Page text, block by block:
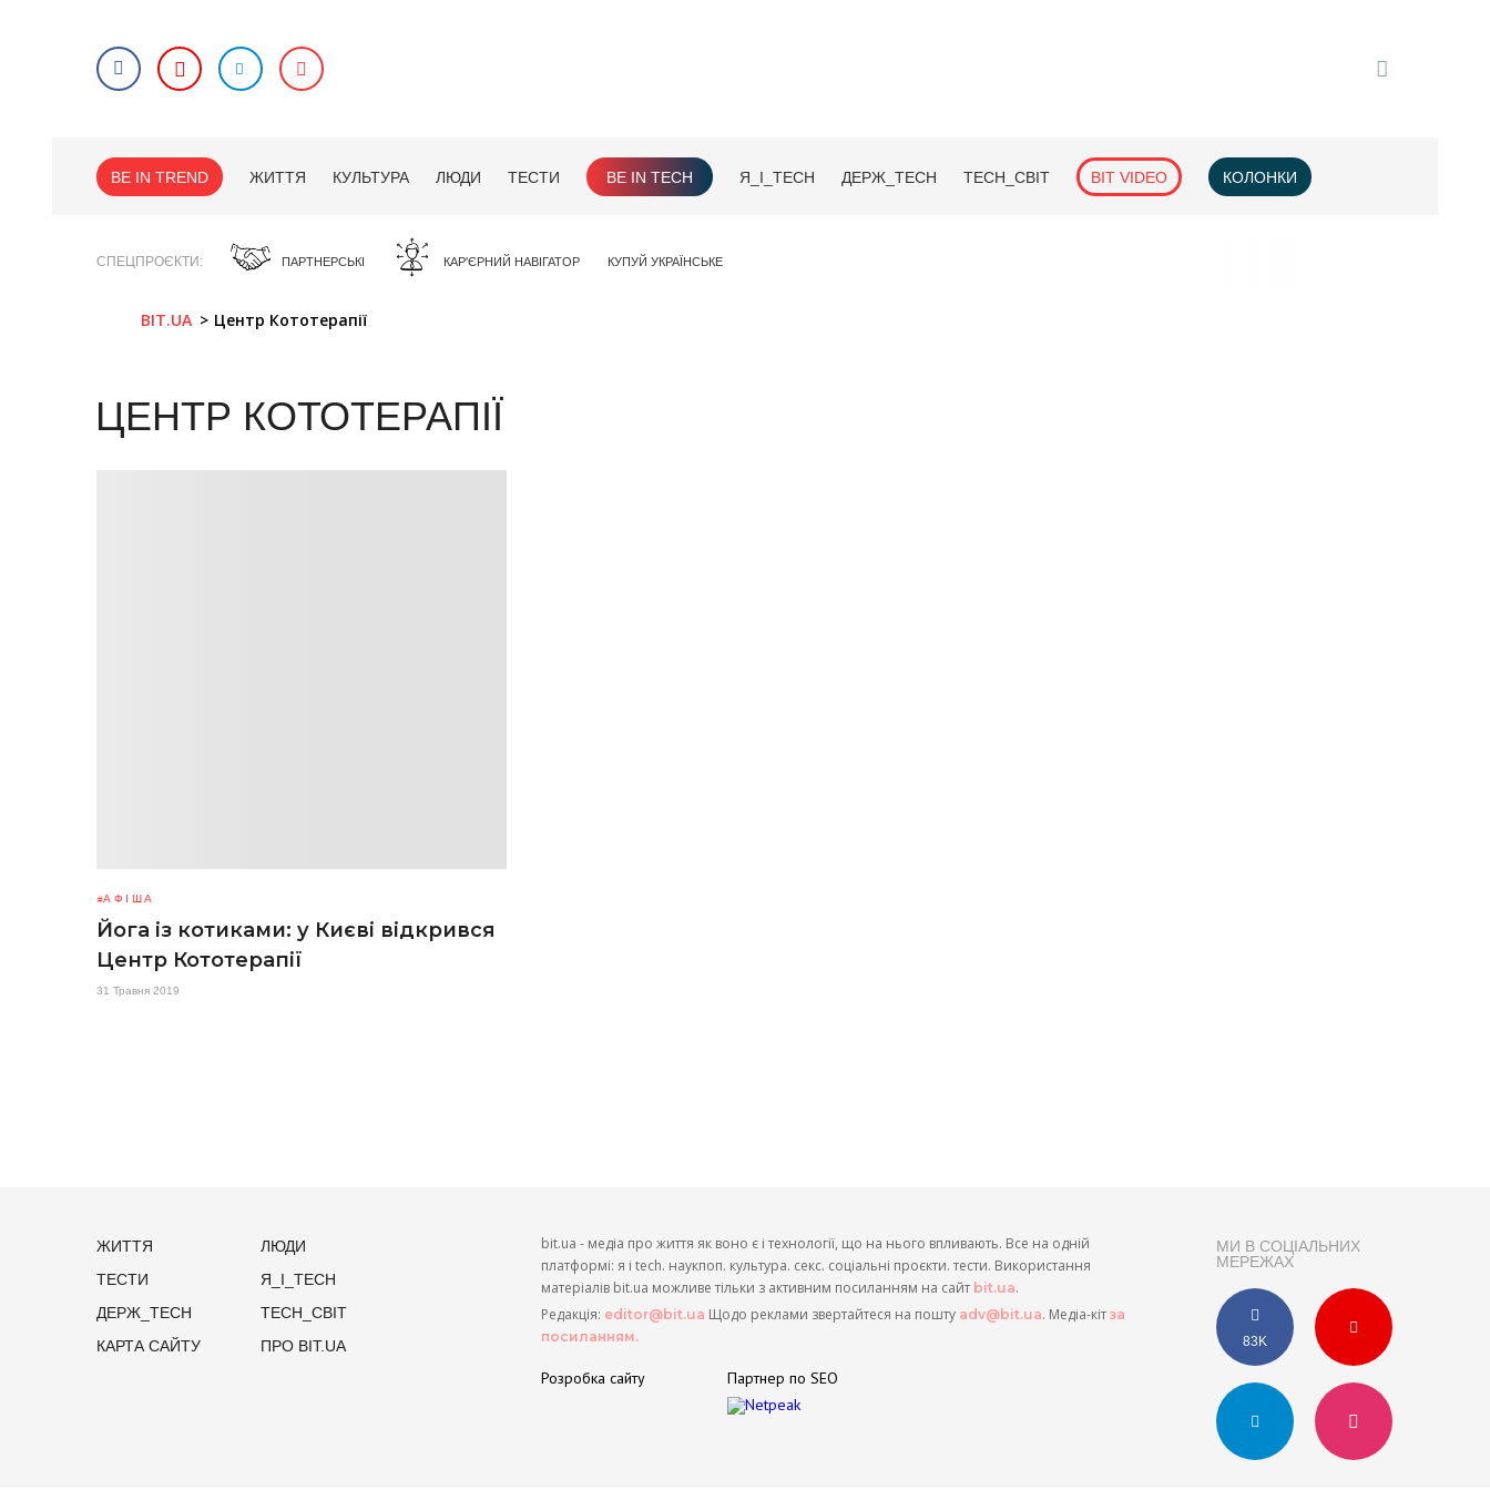
BE IN TREND ЖИТТЯ КУЛЬТУРА ЛЮДИ ТЕСТИ BE IN TECH Я_І_TECH ДЕРЖ_TECH TECH_СВІТ BIT VIDEO КОЛОНКИ
СПЕЦПРОЄКТИ ПАРТНЕРСЬКІ КАР'ЄРНИЙ НАВІГАТОР КУПУЙ УКРАЇНСЬКЕ
BIT.UA Центр Кототерапії
ЦЕНТР КОТОТЕРАПІЇ
АФІША
Йога із котиками: у Києві відкрився
Центр Кототерапії
31 Травня 2019
ЖИТТЯ
ЛЮДИ
ТЕСТИ
Я_І_TECH
ДЕРЖ_TECH
TECH_СВІТ
КАРТА САЙТУ
ПРО BIT.UA
МИ В СОЦІАЛЬНИХ
МЕРЕЖАХ
83K
bit.ua - медіа про життя як воно є і технології, що на нього впливають. Все на одній
платформі: я і tech. наукпоп. культура. секс. соціальні проєкти. тести. Використання
матеріалів bit.ua можливе тільки з активним посиланням на сайт bit.ua.
Редакція: editor@bit.ua Щодо реклами звертайтеся на пошту adv@bit.ua. Медіа-кіт за
посиланням.
Розробка сайту Партнер по SEO